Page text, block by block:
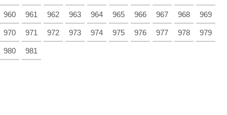
960 961 962 963 964 965 966 967 968 969
970 971 972 973 974 975 976 977 978 979
980 981